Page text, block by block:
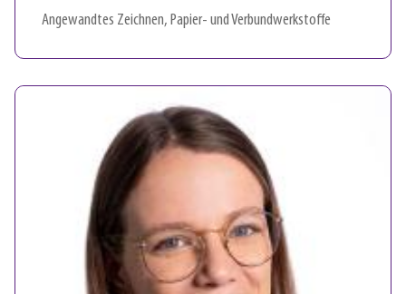
Angewandtes Zeichnen, Papier- und Verbundwerkstoffe